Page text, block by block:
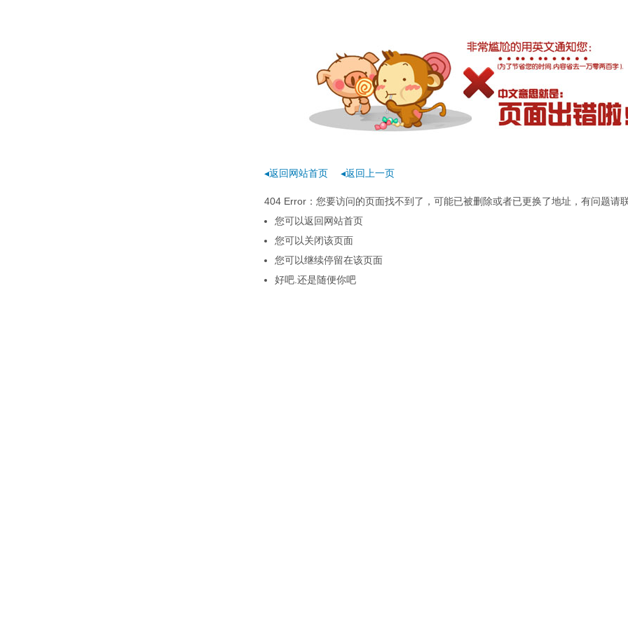
◂返回网站首页 ◂返回上一页
404 Error：您要访问的页面找不到了，可能已被删除或者已更换了地址，有问题请
您可以返回网站首页
您可以关闭该页面
您可以继续停留在该页面
好吧.还是随便你吧